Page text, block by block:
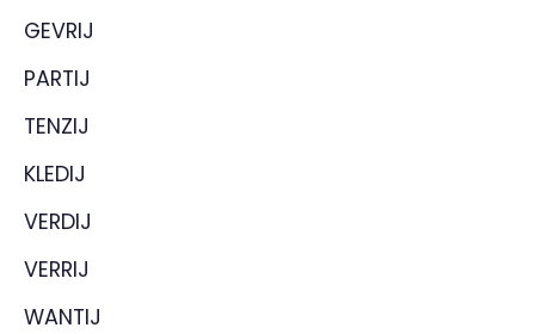
GEVRIJ
PARTIJ
TENZIJ
KLEDIJ
VERDIJ
VERRIJ
WANTIJ